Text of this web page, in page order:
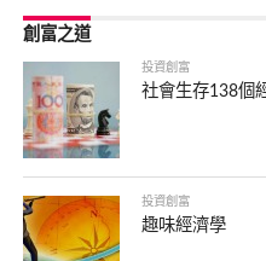
創富之道
投資創富
社會生存138個
投資創富
趣味經濟學